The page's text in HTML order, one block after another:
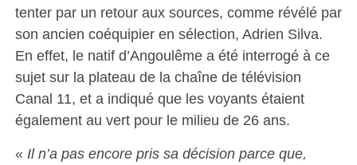
tenter par un retour aux sources, comme révélé par
son ancien coéquipier en sélection, Adrien Silva.
En effet, le natif d’Angoulême a été interrogé à ce
sujet sur la plateau de la chaîne de télévision
Canal 11, et a indiqué que les voyants étaient
également au vert pour le milieu de 26 ans.
« Il n’a pas encore pris sa décision parce que,